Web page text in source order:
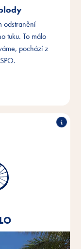
odstranění
tuku. To málo
pochází z